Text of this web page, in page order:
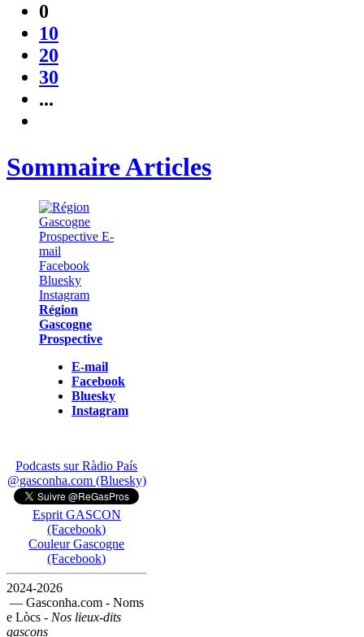
0
10
20
30
...
Sommaire Articles
Région
Gascogne
Prospective
E-mail
Facebook
Bluesky
Instagram
Podcasts sur Ràdio País
@gasconha.com (Bluesky)
Esprit GASCON
(Facebook)
Couleur Gascogne
(Facebook)
2024-2026
— Gasconha.com - Noms
e Lòcs - Nos lieux-dits
gascons